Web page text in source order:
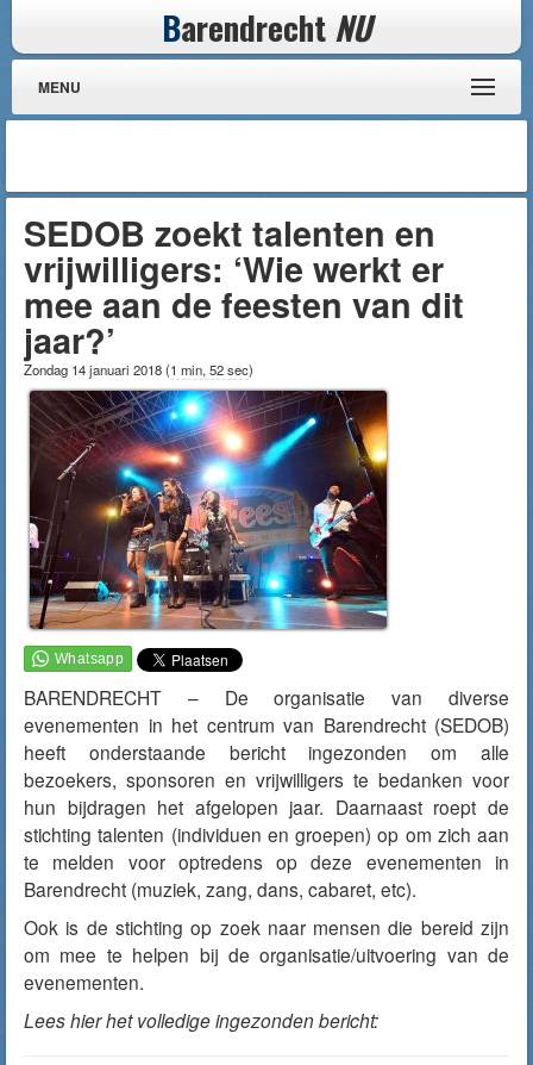
Barendrecht NU
MENU
SEDOB zoekt talenten en
vrijwilligers: ‘Wie werkt er
mee aan de feesten van dit
jaar?’
Zondag 14 januari 2018(1 min, 52 sec)
BARENDRECHT – De organisatie van diverse
evenementen in het centrum van Barendrecht (SEDOB)
heeft onderstaande bericht ingezonden om alle
bezoekers, sponsoren en vrijwilligers te bedanken voor
hun bijdragen het afgelopen jaar. Daarnaast roept de
stichting talenten (individuen en groepen) op om zich aan
te melden voor optredens op deze evenementen in
Barendrecht (muziek, zang, dans, cabaret, etc).
Ook is de stichting op zoek naar mensen die bereid zijn
om mee te helpen bij de organisatie/uitvoering van de
evenementen.
Lees hier het volledige ingezonden bericht: